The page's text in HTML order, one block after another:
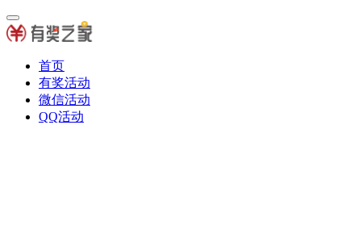
首页
有奖活动
微信活动
QQ活动